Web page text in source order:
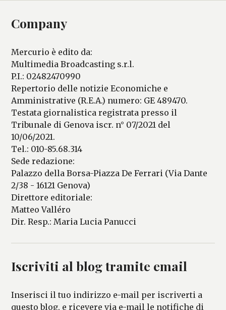
Company
Mercurio è edito da:
Multimedia Broadcasting s.r.l.
P.I.: 02482470990
Repertorio delle notizie Economiche e
Amministrative (R.E.A.) numero: GE 489470.
Testata giornalistica registrata presso il
Tribunale di Genova iscr. n° 07/2021 del
10/06/2021.
Tel.: 010-85.68.314
Sede redazione:
Palazzo della Borsa-Piazza De Ferrari (Via Dante
2/38 - 16121 Genova)
Direttore editoriale:
Matteo Valléro
Dir. Resp.: Maria Lucia Panucci
Iscriviti al blog tramite email
Inserisci il tuo indirizzo e-mail per iscriverti a
questo blog, e ricevere via e-mail le notifiche di